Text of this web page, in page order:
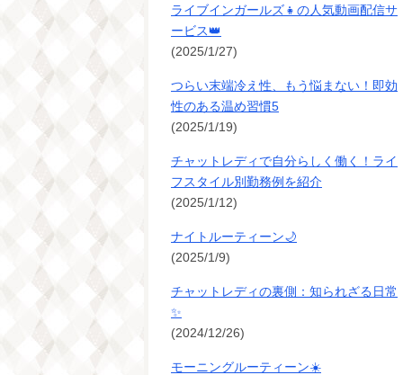
ライブインガールズ👧の人気動画配信サ
ービス👑
(2025/1/27)
つらい末端冷え性、もう悩まない！即効
性のある温め習慣5
(2025/1/19)
チャットレディで自分らしく働く！ライ
フスタイル別勤務例を紹介
(2025/1/12)
ナイトルーティーン🌙
(2025/1/9)
チャットレディの裏側：知られざる日常
✨
(2024/12/26)
モーニングルーティーン☀️